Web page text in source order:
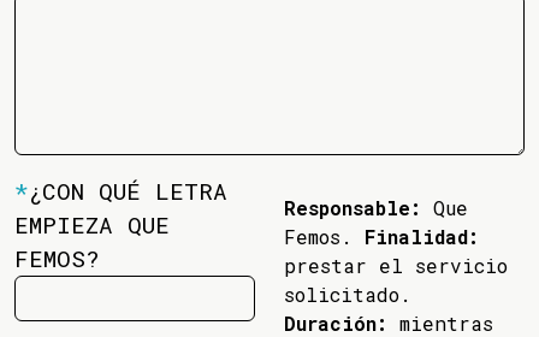
*¿CON QUÉ LETRA
EMPIEZA QUE
FEMOS?
Responsable:
Que
Femos. Finalidad:
prestar el servicio
solicitado.
Duración:
mientras